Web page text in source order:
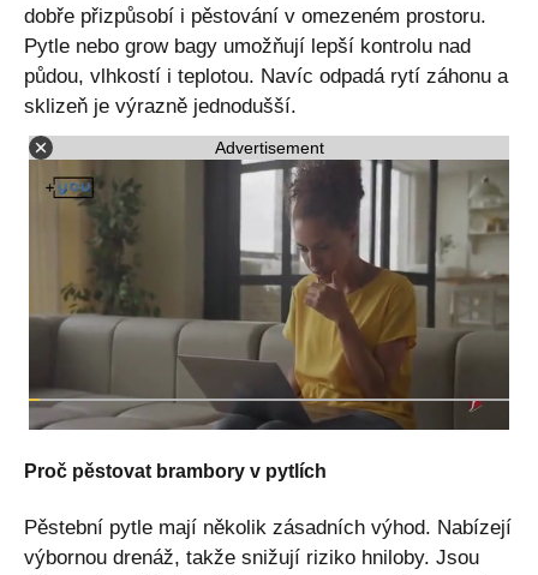
dobře přizpůsobí i pěstování v omezeném prostoru.
Pytle nebo grow bagy umožňují lepší kontrolu nad
půdou, vlhkostí i teplotou. Navíc odpadá rytí záhonu a
sklizeň je výrazně jednodušší.
Advertisement
Proč pěstovat brambory v pytlích
Pěstební pytle mají několik zásadních výhod. Nabízejí
výbornou drenáž, takže snižují riziko hniloby. Jsou